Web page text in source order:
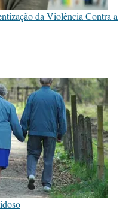
da Violência Contra a